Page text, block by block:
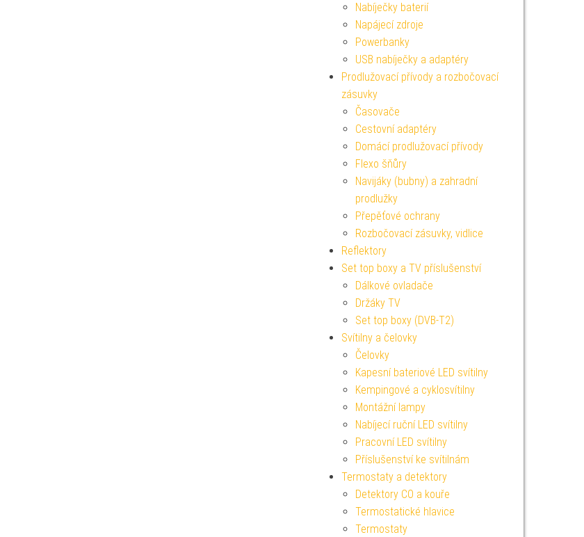
Nabíječky baterií
Napájecí zdroje
Powerbanky
USB nabíječky a adaptéry
Prodlužovací přívody a rozbočovací
zásuvky
Časovače
Cestovní adaptéry
Domácí prodlužovací přívody
Flexo šňůry
Navijáky (bubny) a zahradní
prodlužky
Přepěťové ochrany
Rozbočovací zásuvky, vidlice
Reflektory
Set top boxy a TV příslušenství
Dálkové ovladače
Držáky TV
Set top boxy (DVB-T2)
Svítilny a čelovky
Čelovky
Kapesní bateriové LED svítilny
Kempingové a cyklosvítilny
Montážní lampy
Nabíjecí ruční LED svítilny
Pracovní LED svítilny
Příslušenství ke svítilnám
Termostaty a detektory
Detektory CO a kouře
Termostatické hlavice
Termostaty